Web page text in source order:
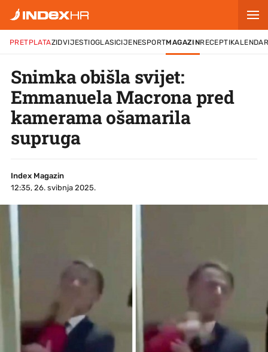
PRETPLATAZIDVIJESTIOGLASICIJENESPORTMAGAZINRECEPTI
Snimka obišla svijet:
Emmanuela Macrona pred
kamerama ošamarila
supruga
Index Magazin
12:35, 26. svibnja 2025.